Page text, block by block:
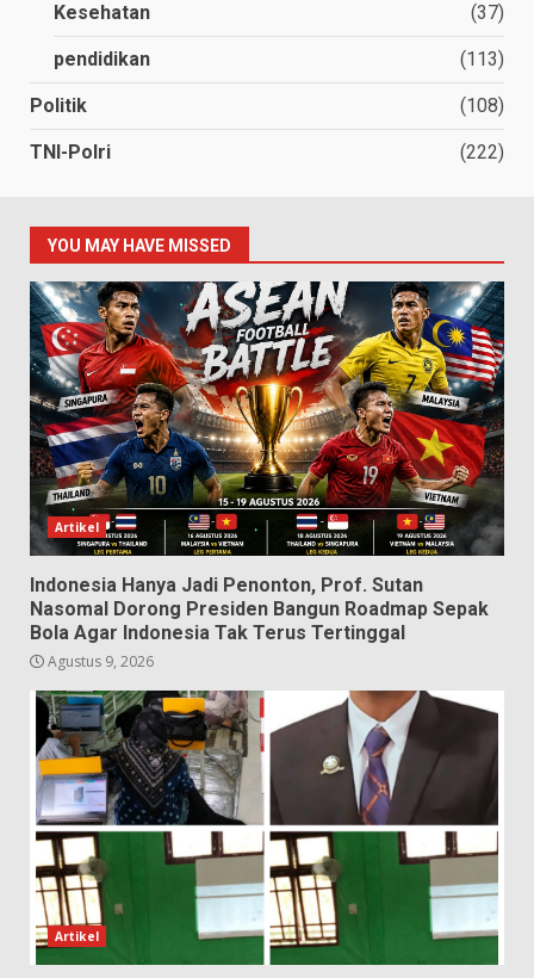
Kesehatan
(37)
pendidikan (113)
Politik (108)
TNI-Polri (222)
YOU MAY HAVE MISSED
Artikel
Indonesia Hanya Jadi Penonton, Prof. Sutan
Nasomal Dorong Presiden Bangun Roadmap Sepak
Bola Agar Indonesia Tak Terus Tertinggal
Agustus 9, 2026
Artikel